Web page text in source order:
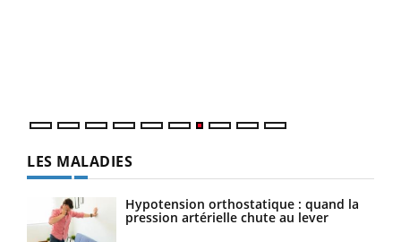
LES MALADIES
Hypotension orthostatique : quand la
pression artérielle chute au lever